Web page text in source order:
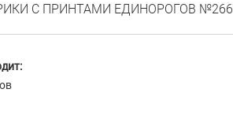
С ПРИНТАМИ ЕДИНОРОГОВ №266